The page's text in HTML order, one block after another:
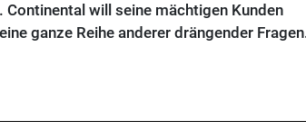
will seine mächtigen Kunden
ganze Reihe anderer drängender